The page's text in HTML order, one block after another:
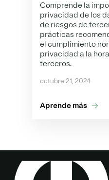
Comprende la
privacidad de los
de riesgos de
prácticas
el cumplimiento
privacidad a la
terceros.
octubre 21, 2024
Aprende más